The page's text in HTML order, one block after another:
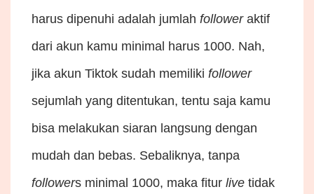
harus dipenuhi adalah jumlah followeraktif
dari akun kamu minimal harus 1000. Nah,
jika akun Tiktok sudah memiliki follower
sejumlah yang ditentukan, tentu saja kamu
bisa melakukan siaran langsung dengan
mudah dan bebas. Sebaliknya, tanpa
followers minimal 1000, maka fitur live tidak